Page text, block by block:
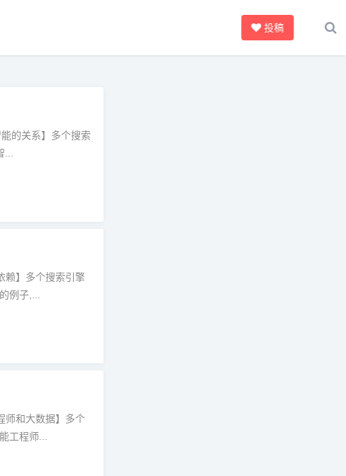
投稿
的关系】多个搜索
赖】多个搜索引擎
例子,...
师和大数据】多个
工程师...